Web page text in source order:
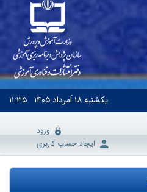
یکشنبه۱۸ اَمرداد ۱۴۰۵ ۱۱:۳۵
ورود
ایجاد حساب کاربری